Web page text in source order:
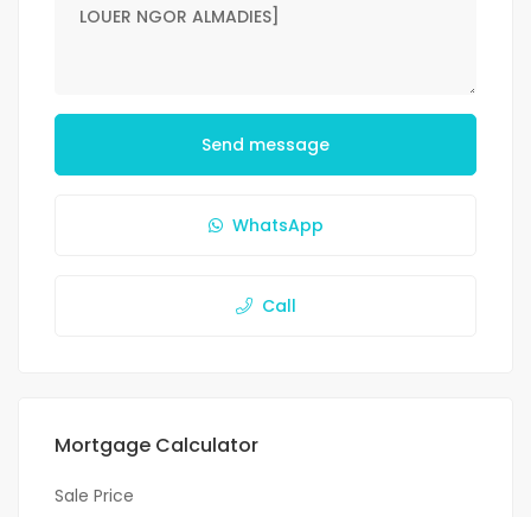
Send message
WhatsApp
Call
Mortgage Calculator
Sale Price